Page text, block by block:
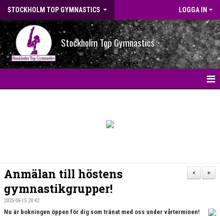
STOCKHOLM TOP GYMNASTICS LOGGA IN
Stockholm Top Gymnastics
>
<
Anmälan till höstens
gymnastikgrupper!
2025-06-15 20:42
Nu är bokningen öppen för dig som tränat med oss under vårterminen!